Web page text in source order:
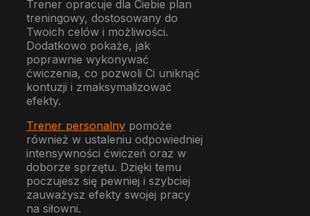
Trener opracuje dla Ciebie plan
treningowy, dostosowany do
Twoich celów i możliwości.
Dodatkowo pokaże, jak
poprawnie wykonywać
ćwiczenia, co pozwoli Ci uniknąć
kontuzji i zmaksymalizować
efekty.
Trener personalny pomoże
również w ustaleniu odpowiedniej
intensywności ćwiczeń oraz w
doborze sprzętu. Dzięki temu
poczujesz się pewniej i szybciej
zauważysz efekty swojej pracy
na siłowni.